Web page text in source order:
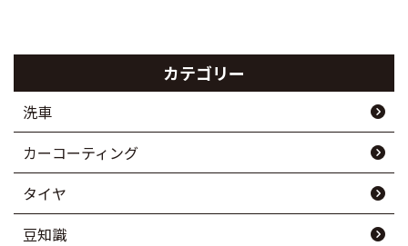
カテゴリー
洗車
カーコーティング
タイヤ
豆知識